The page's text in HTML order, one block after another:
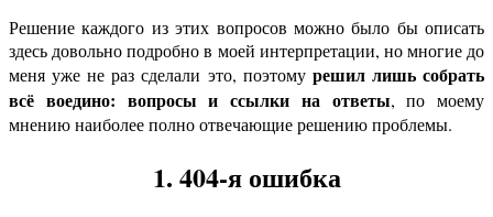
Решение каждого из этих вопросов можно было бы описать
здесь довольно подробно в моей интерпретации, но многие до
меня уже не раз сделали это, поэтому решил лишь собрать
всё воедино: вопросы и ссылки на ответы, по моему
мнению наиболее полно отвечающие решению проблемы.
1. 404-я ошибка